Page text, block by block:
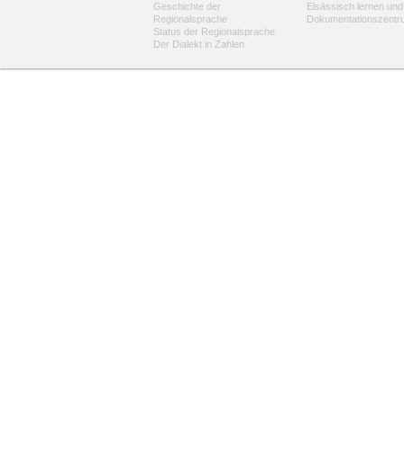
Geschichte der
Regionalsprache
Status der Regionalsprache
Der Dialekt in Zahlen
Elsässisch lernen